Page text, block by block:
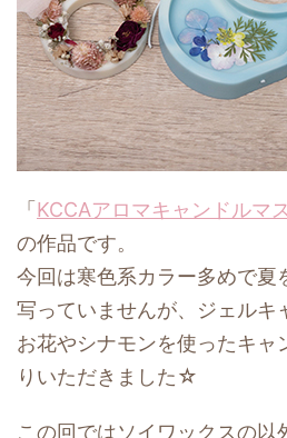
「 KCCAアロマキャンドルマ
の作品です。
今回は寒色系カラー多めで夏
写っていませんが、ジェルキ
お花やシナモンを使ったキャ
りいただきました☆
この回ではソイワックスの以